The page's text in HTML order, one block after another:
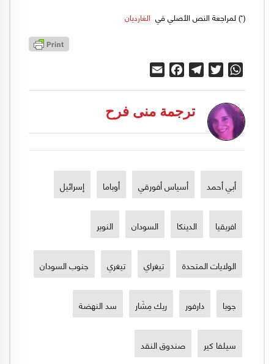
(*) لمراجعة النص الأصلي في الغارديان
WhatsApp
Twitter
Telegram
Facebook
ترجمة منى فرح
أبي أحمد أسياس أفورقي أوباما إسرائيل
افريقيا الدينكا السودان النوير
الولايات المتحدة تيغراي تيغري جنوب السودان
جوبا دارفور ريك مِشَار سد النهضة
سيلفا كير صندوق النقد